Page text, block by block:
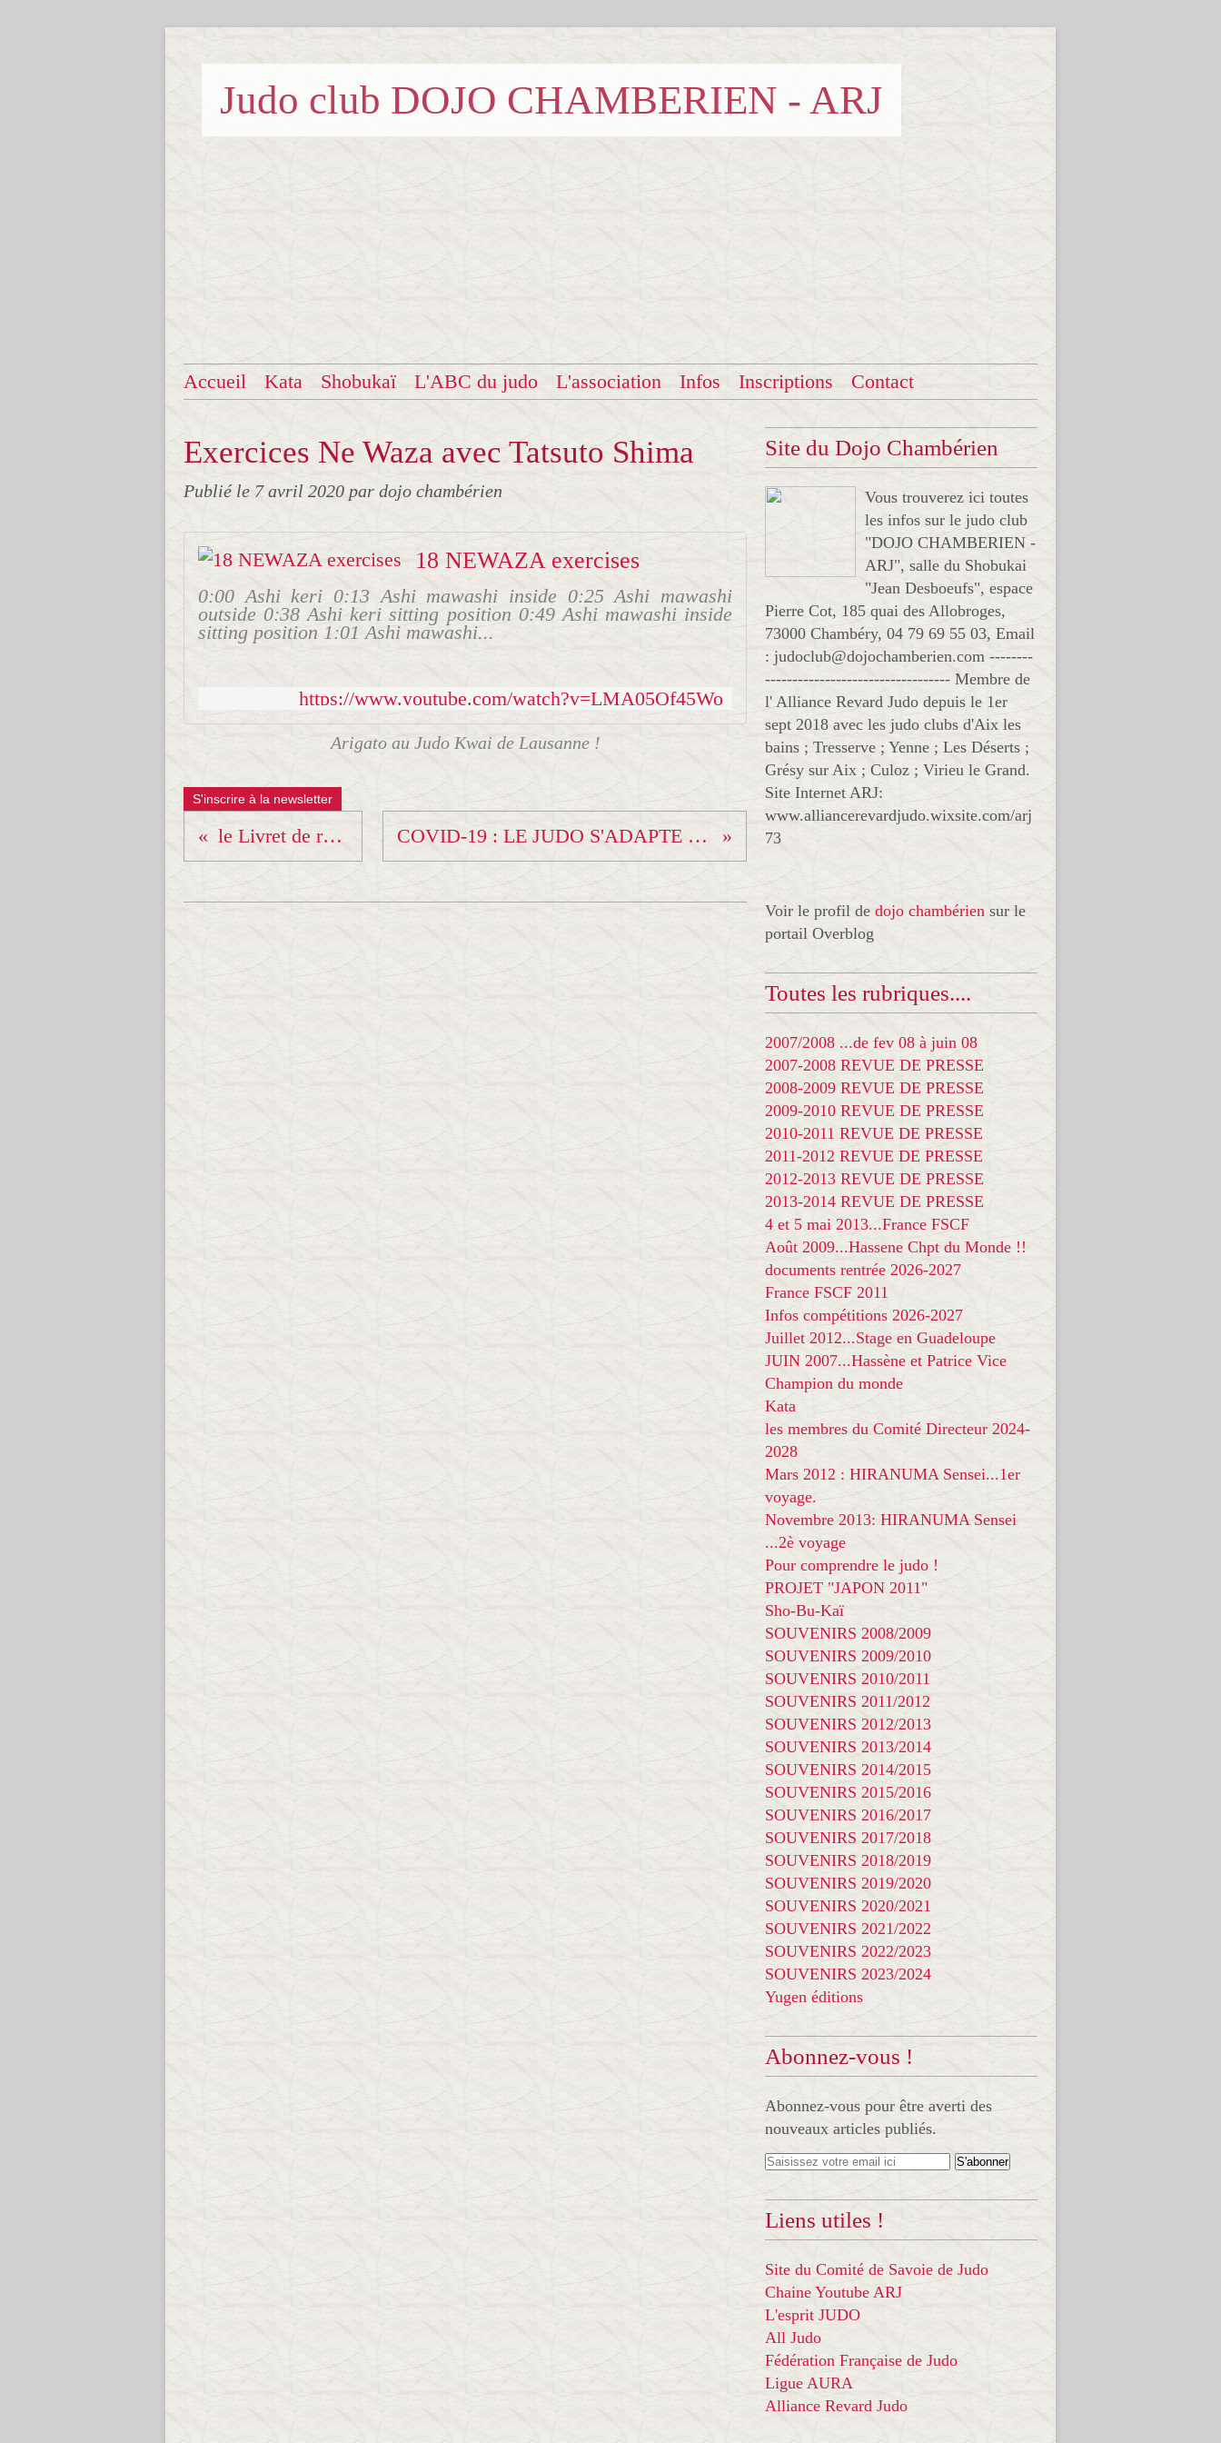
Judo club DOJO CHAMBERIEN - ARJ
Accueil Kata Shobukaï L'ABC du judo L'association Infos Inscriptions Contact
Exercices Ne Waza avec Tatsuto Shima
Publié le 7 avril 2020 par dojo chambérien
18 NEWAZA exercises
0:00 Ashi keri 0:13 Ashi mawashi inside 0:25 Ashi mawashi
outside 0:38 Ashi keri sitting position 0:49 Ashi mawashi inside
sitting position 1:01 Ashi mawashi...
https://www.youtube.com/watch?v=LMA05Qf45Wo
Arigato au Judo Kwai de Lausanne !
S'inscrire à la newsletter
le Livret de révision ARJ !!! COVID-19 : LE JUDO S'ADAPTE - LA SÉANCE DU 07 AVRIL
Site du Dojo Chambérien
Vous trouverez ici toutes
les infos sur le judo club
"DOJO CHAMBERIEN -
ARJ", salle du Shobukai
"Jean Desboeufs", espace
Pierre Cot, 185 quai des Allobroges,
73000 Chambéry, 04 79 69 55 03, Email
: judoclub@dojochamberien.com --------
---------------------------------- Membre de
l' Alliance Revard Judo depuis le 1er
sept 2018 avec les judo clubs d'Aix les
bains ; Tresserve ; Yenne ; Les Déserts ;
Grésy sur Aix ; Culoz ; Virieu le Grand.
Site Internet ARJ:
www.alliancerevardjudo.wixsite.com/arj
73
Voir le profil de dojo chambérien sur le
portail Overblog
Toutes les rubriques....
2007/2008 ...de fev 08 à juin 08
2007-2008 REVUE DE PRESSE
2008-2009 REVUE DE PRESSE
2009-2010 REVUE DE PRESSE
2010-2011 REVUE DE PRESSE
2011-2012 REVUE DE PRESSE
2012-2013 REVUE DE PRESSE
2013-2014 REVUE DE PRESSE
4 et 5 mai 2013...France FSCF
Août 2009...Hassene Chpt du Monde !!
documents rentrée 2026-2027
France FSCF 2011
Infos compétitions 2026-2027
Juillet 2012...Stage en Guadeloupe
JUIN 2007...Hassène et Patrice Vice
Champion du monde
Kata
les membres du Comité Directeur 2024-
2028
Mars 2012 : HIRANUMA Sensei...1er
voyage.
Novembre 2013: HIRANUMA Sensei
...2è voyage
Pour comprendre le judo !
PROJET "JAPON 2011"
Sho-Bu-Kaï
SOUVENIRS 2008/2009
SOUVENIRS 2009/2010
SOUVENIRS 2010/2011
SOUVENIRS 2011/2012
SOUVENIRS 2012/2013
SOUVENIRS 2013/2014
SOUVENIRS 2014/2015
SOUVENIRS 2015/2016
SOUVENIRS 2016/2017
SOUVENIRS 2017/2018
SOUVENIRS 2018/2019
SOUVENIRS 2019/2020
SOUVENIRS 2020/2021
SOUVENIRS 2021/2022
SOUVENIRS 2022/2023
SOUVENIRS 2023/2024
Yugen éditions
Abonnez-vous !
Abonnez-vous pour être averti des
nouveaux articles publiés.
Liens utiles !
Site du Comité de Savoie de Judo
Chaine Youtube ARJ
L'esprit JUDO
All Judo
Fédération Française de Judo
Ligue AURA
Alliance Revard Judo